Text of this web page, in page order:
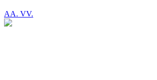
AA. VV.